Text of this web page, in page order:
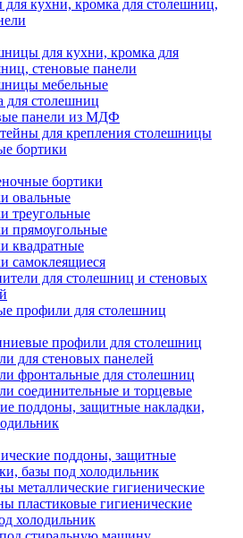
кухни, кромка для столешниц,
для кухни, кромка для
стеновые панели
мебельные
для столешниц
панели из МДФ
для крепления столешницы
бортики
бортики
овальные
треугольные
прямоугольные
квадратные
самоклеящиеся
для столешниц и стеновых
профили для столешниц
профили для столешниц
для стеновых панелей
фронтальные для столешниц
соединительные и торцевые
поддоны, защитные накладки,
поддоны, защитные
базы под холодильник
металлические гигиенические
пластиковые гигиенические
холодильник